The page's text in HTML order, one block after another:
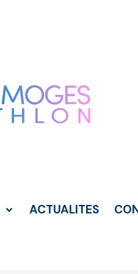
ACTUALITES